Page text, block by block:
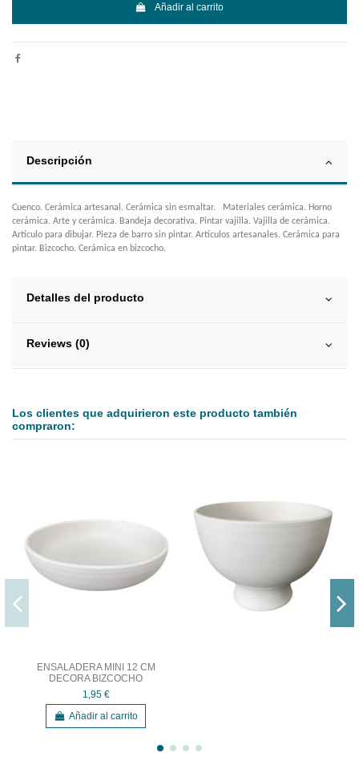
Añadir al carrito
Descripción
Cuenco. Cerámica artesanal. Cerámica sin esmaltar. Materiales cerámica. Horno
cerámica. Arte y cerámica. Bandeja decorativa. Pintar vajilla. Vajilla de cerámica.
Artículo para dibujar. Pieza de barro sin pintar. Artículos artesanales. Cerámica para
pintar. Bizcocho. Cerámica en bizcocho.
Detalles del producto
Reviews (0)
Los clientes que adquirieron este producto también
compraron:
ENSALADERA MINI 12 CM
DECORA BIZCOCHO
1,95 €
Añadir al carrito